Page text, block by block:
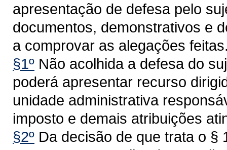
apresentação de defesa pelo
documentos, demonstrativos e
a comprovar as alegações
§1º Não acolhida a defesa do
poderá apresentar recurso
unidade administrativa
imposto e demais atribuições
§2º Da decisão de que trata o §